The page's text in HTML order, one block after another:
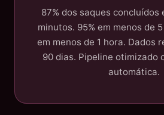
87% dos saques concluídos
minutos. 95% em menos de
em menos de 1 hora. Dados
90 dias. Pipeline otimizado
automática.